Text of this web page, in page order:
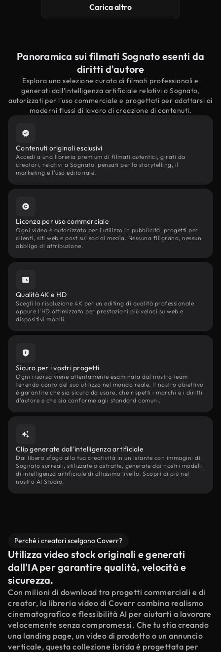
Carica altro
Panoramica sui filmati Sognato esenti da
diritti d'autore
Esplora una selezione curata di filmati professionali e
generati dall'intelligenza artificiale relativi a Sognato,
autorizzati per l'uso commerciale e progettati per adattarsi ai
moderni flussi di lavoro di creazione di contenuti.
Contenuti originali esclusivi
Accedi a una libreria premium di filmati autentici, girati da
creatori, relativi a Sognato, pensati per lo storytelling, il
marketing e l'uso editoriale.
Licenza per uso commerciale
Ogni video è autorizzato per l'utilizzo in pubblicità, progetti per
clienti, siti web e post sui social media. Nessuna filigrana, nessun
obbligo di attribuzione.
Qualità 4K e HD
Scegli la risoluzione 4K per un editing di qualità professionale
oppure l'HD ottimizzato per prestazioni più veloci su web e
dispositivi mobili.
Sicuro per i vostri progetti
Ogni risorsa viene attentamente esaminata dal nostro team
tenendo conto del suo utilizzo nel mondo reale. Il nostro obiettivo
è garantire che sia sicura da usare, che rispetti i marchi e i diritti
d'autore e che sia conforme agli standard comuni.
Clip generate dall'intelligenza artificiale
Dai libero sfogo alla tua creatività in un istante con immagini di
Sognato surreali, stilizzate o astratte, generate dai nostri modelli
di intelligenza artificiale di altissimo livello. Scopri di più nel
nostro AI Studio.
Perché i creatori scelgono Coverr?
Utilizza video stock originali e generati
dall'IA per garantire qualità, velocità e
sicurezza.
Con milioni di download tra progetti commerciali e di
creator, la libreria video di Coverr combina realismo
cinematografico e flessibilità AI per aiutarti a lavorare
velocemente senza compromessi. Che tu stia creando
una landing page, un video di prodotto o un annuncio
verticale, questa collezione ibrida è progettata per